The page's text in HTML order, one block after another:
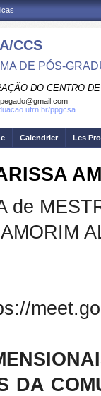
CCS
DE PÓS-
DO CENTRO
ppgcsa
Calendrier Les
de
DA